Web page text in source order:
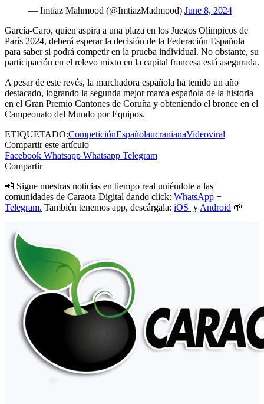
— Imtiaz Mahmood (@ImtiazMadmood) June 8, 2024
García-Caro, quien aspira a una plaza en los Juegos Olímpicos de
París 2024, deberá esperar la decisión de la Federación Española
para saber si podrá competir en la prueba individual. No obstante, su
participación en el relevo mixto en la capital francesa está asegurada.
A pesar de este revés, la marchadora española ha tenido un año
destacado, logrando la segunda mejor marca española de la historia
en el Gran Premio Cantones de Coruña y obteniendo el bronce en el
Campeonato del Mundo por Equipos.
ETIQUETADO:CompeticiónEspañolaucranianaVideoviral
Compartir este artículo
Facebook Whatsapp Whatsapp Telegram
Compartir
📲 Sigue nuestras noticias en tiempo real uniéndote a las
comunidades de Caraota Digital dando click: WhatsApp +
Telegram. También tenemos app, descárgala: iOS y Android 🌱